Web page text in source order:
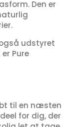
Den er
udstyret
Pure
til en næsten
for dig, der